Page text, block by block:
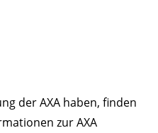
der AXA haben, finden
zur AXA